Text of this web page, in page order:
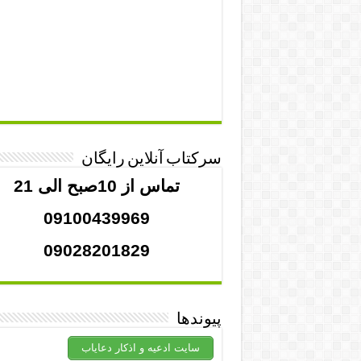
سرکتاب آنلاین رایگان
تماس از 10صبح الی 21
09100439969
09028201829
پیوندها
سایت ادعیه و اذکار دعایاب